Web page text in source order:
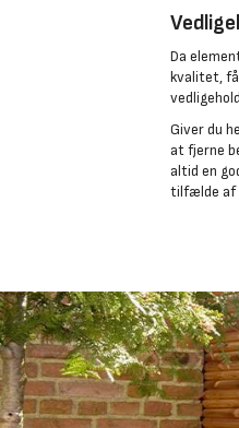
Da
kvalitet,
Giver du
at fjerne
altid en
tilfælde af